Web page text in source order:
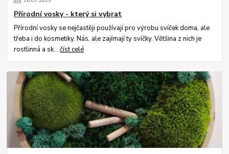
Přírodní vosky - který si vybrat
Přírodní vosky se nejčastěji používají pro výrobu svíček doma, ale
třeba i do kosmetiky. Nás, ale zajímají ty svíčky. Většina z nich je
rostlinná a sk...číst celé